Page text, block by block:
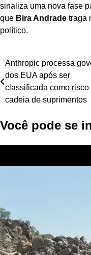
sinaliza uma nova fase
que Bira Andrade traga
político.
Navegação
de
Post
Anthropic processa
dos EUA após ser
classificada como risco
cadeia de suprimentos
Você pode se